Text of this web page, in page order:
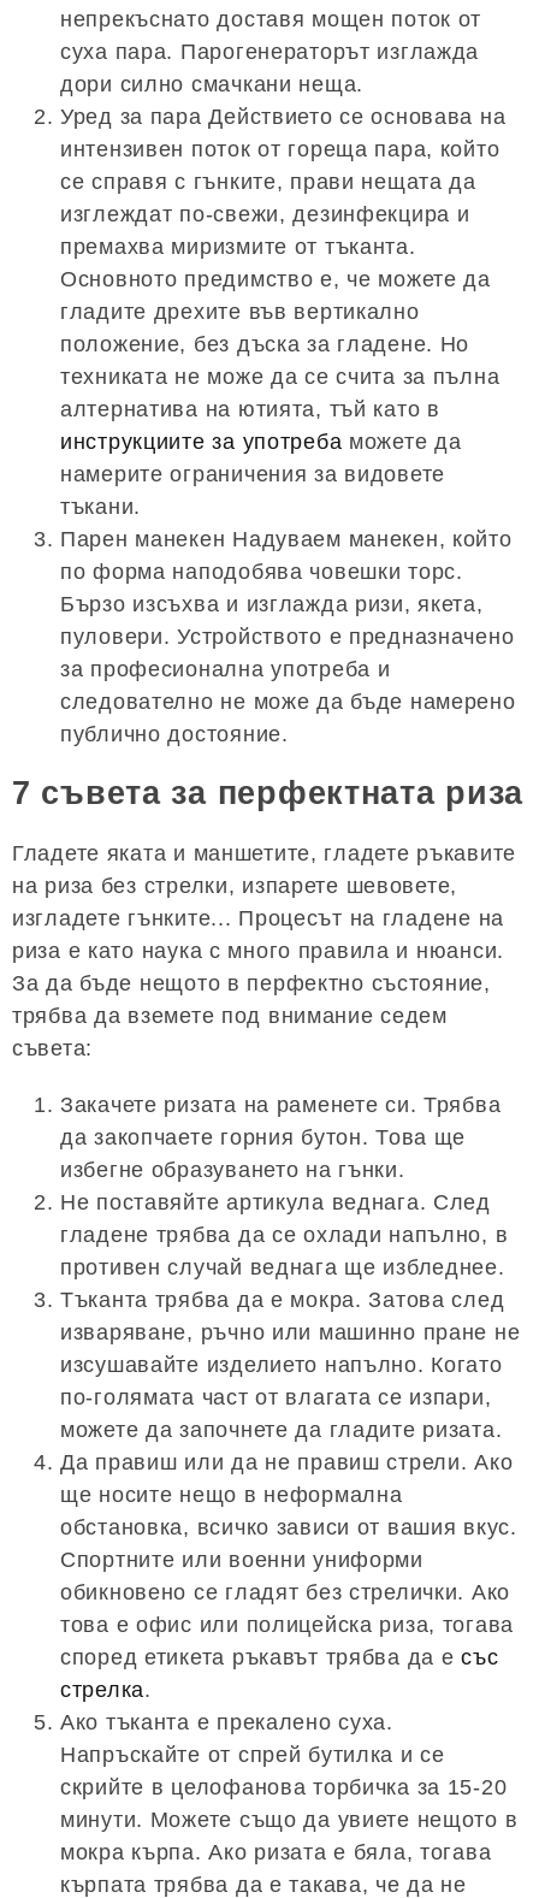
непрекъснато доставя мощен поток от
суха пара. Парогенераторът изглажда
дори силно смачкани неща.
Уред за пара Действието се основава на
интензивен поток от гореща пара, който
се справя с гънките, прави нещата да
изглеждат по-свежи, дезинфекцира и
премахва миризмите от тъканта.
Основното предимство е, че можете да
гладите дрехите във вертикално
положение, без дъска за гладене. Но
техниката не може да се счита за пълна
алтернатива на ютията, тъй като в
инструкциите за употреба можете да
намерите ограничения за видовете
тъкани.
Парен манекен Надуваем манекен, който
по форма наподобява човешки торс.
Бързо изсъхва и изглажда ризи, якета,
пуловери. Устройството е предназначено
за професионална употреба и
следователно не може да бъде намерено
публично достояние.
7 съвета за перфектната риза
Гладете яката и маншетите, гладете ръкавите
на риза без стрелки, изпарете шевовете,
изгладете гънките... Процесът на гладене на
риза е като наука с много правила и нюанси.
За да бъде нещото в перфектно състояние,
трябва да вземете под внимание седем
съвета:
Закачете ризата на раменете си. Трябва
да закопчаете горния бутон. Това ще
избегне образуването на гънки.
Не поставяйте артикула веднага. След
гладене трябва да се охлади напълно, в
противен случай веднага ще избледнее.
Тъканта трябва да е мокра. Затова след
изваряване, ръчно или машинно пране не
изсушавайте изделието напълно. Когато
по-голямата част от влагата се изпари,
можете да започнете да гладите ризата.
Да правиш или да не правиш стрели. Ако
ще носите нещо в неформална
обстановка, всичко зависи от вашия вкус.
Спортните или военни униформи
обикновено се гладят без стрелички. Ако
това е офис или полицейска риза, тогава
според етикета ръкавът трябва да есъс
стрелка.
Ако тъканта е прекалено суха.
Напръскайте от спрей бутилка и се
скрийте в целофанова торбичка за 15-20
минути. Можете също да увиете нещото в
мокра кърпа. Ако ризата е бяла, тогава
кърпата трябва да е такава, че да не